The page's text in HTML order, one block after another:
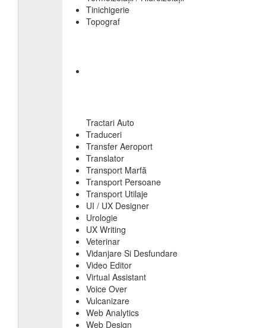
Tinichigerie
Topograf
Tractari Auto
Traduceri
Transfer Aeroport
Translator
Transport Marfă
Transport Persoane
Transport Utilaje
UI / UX Designer
Urologie
UX Writing
Veterinar
Vidanjare Si Desfundare
Video Editor
Virtual Assistant
Voice Over
Vulcanizare
Web Analytics
Web Design